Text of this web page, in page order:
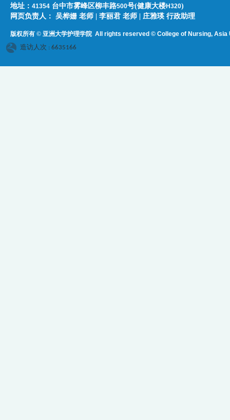
地址：41354 台中市雾峰区柳丰路500号(健康大楼H320)
网页负责人：​​​ ​吴桦姗 老师 | 李丽君 老师 | 庄雅瑛 行政助理
版权所有 © 亚洲大学护理学院All rights reserved © College of Nursing, Asia
造访人次 : 6635166